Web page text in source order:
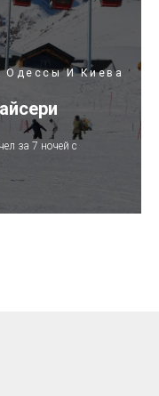
Одессы И Киева
за 7 ночей c